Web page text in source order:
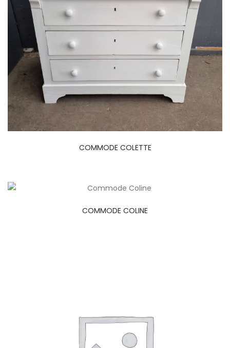
COMMODE COLETTE
COMMODE COLINE